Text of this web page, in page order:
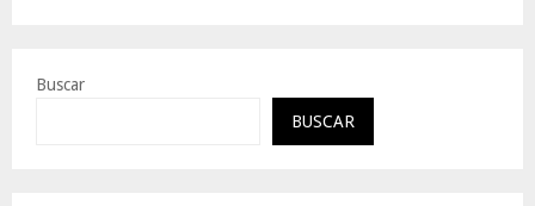
Buscar
BUSCAR